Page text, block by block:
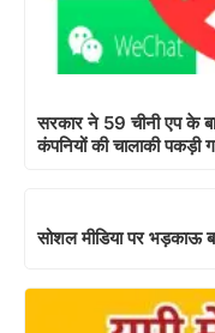
सरकार ने 59 चीनी एप के
कंपनियों की चालाकी पकड़ी
सोशल मीडिया पर भड़काऊ